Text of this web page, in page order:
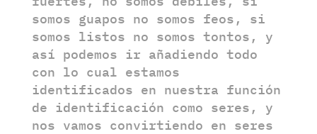
somos guapos no somos feos, si
somos listos no somos tontos, y
así podemos ir añadiendo todo
con lo cual estamos
identificados en nuestra función
de identificación como seres, y
nos vamos convirtiendo en seres